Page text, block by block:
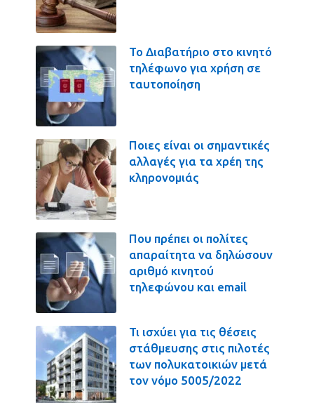
Το Διαβατήριο στο κινητό
τηλέφωνο για χρήση σε
ταυτοποίηση
Ποιες είναι οι σημαντικές
αλλαγές για τα χρέη της
κληρονομιάς
Που πρέπει οι πολίτες
απαραίτητα να δηλώσουν
αριθμό κινητού
τηλεφώνου και email
Τι ισχύει για τις θέσεις
στάθμευσης στις πιλοτές
των πολυκατοικιών μετά
τον νόμο 5005/2022